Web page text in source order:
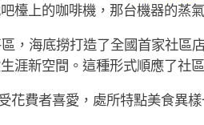
檯上的咖啡機，那台機器的蒸
，海底撈打造了全國首家社區
涯新空間。這種形式順應了社
花費者喜愛，處所特點美食異樣